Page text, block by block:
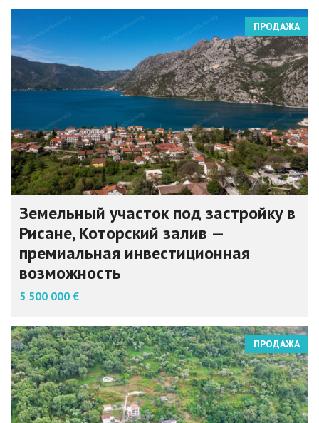
ПРОДАЖА
Земельный участок под застройку в
Рисане, Которский залив —
премиальная инвестиционная
возможность
5 500 000 €
ПРОДАЖА